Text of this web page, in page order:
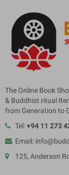
The Online Book
& Buddhist ritual
from Generation to
Tel:+94 11 273
Email:
125, Anderson